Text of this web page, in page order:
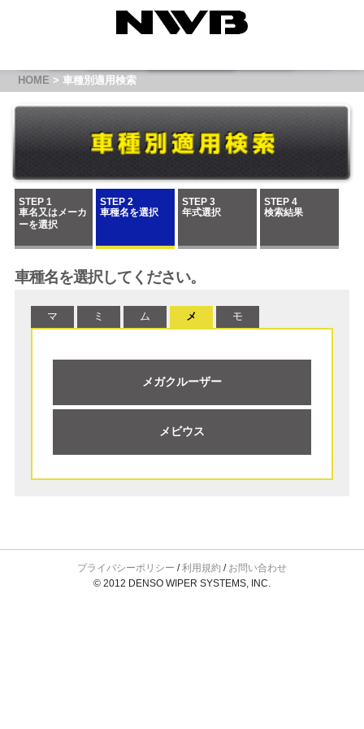
HOME > 車種別適用検索
STEP 1
車名又はメーカ
ーを選択
STEP 2
車種名を選択
STEP 3
年式選択
STEP 4
検索結果
車種名を選択してください。
マ ミ ム メ モ
メガクルーザー
メビウス
プライバシーポリシー / 利用規約 / お問い合わせ
© 2012 DENSO WIPER SYSTEMS, INC.